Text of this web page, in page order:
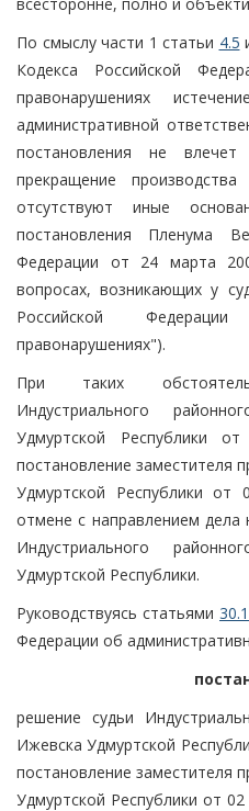
По смыслу части 1 статьи 4.5
Кодекса Российской
правонарушениях
административной
постановления не
прекращение
отсутствуют иные
постановления Пленума
Федерации от 24 марта
вопросах, возникающих у
Российской
правонарушениях").
При таких
Индустриального
Удмуртской Республики
постановление заместителя
Удмуртской Республики
отмене с направлением дела
Индустриального
Удмуртской Республики.
Руководствуясь статьями
Федерации об
решение судьи
Ижевска Удмуртской
постановление заместителя
Удмуртской Республики от